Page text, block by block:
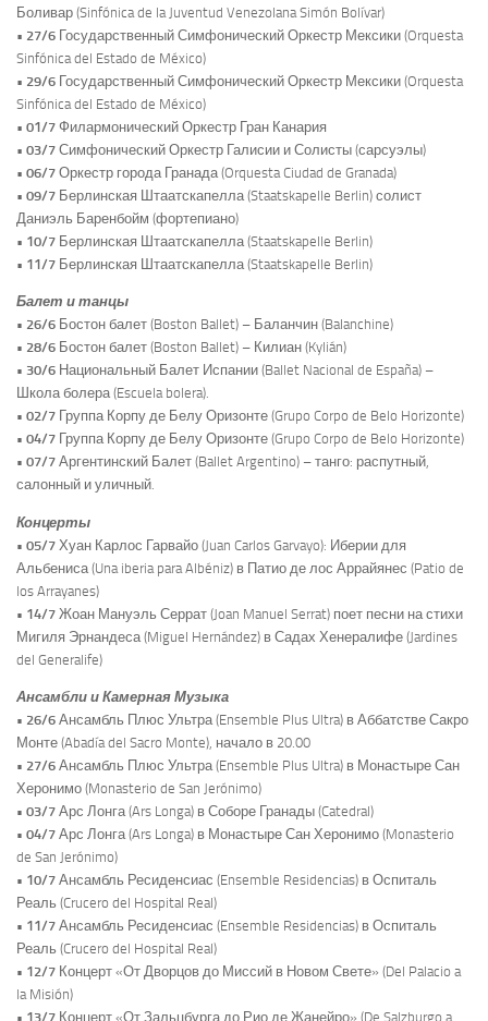
Боливар (Sinfónica de la Juventud Venezolana Simón Bolívar)
• 27/6 Государственный Симфонический Оркестр Мексики (Orquesta
Sinfónica del Estado de México)
• 29/6 Государственный Симфонический Оркестр Мексики (Orquesta
Sinfónica del Estado de México)
• 01/7 Филармонический Оркестр Гран Канария
• 03/7 Симфонический Оркестр Галисии и Солисты (сарсуэлы)
• 06/7 Оркестр города Гранада (Orquesta Ciudad de Granada)
• 09/7 Берлинская Штаатскапелла (Staatskapelle Berlin) солист
Даниэль Баренбойм (фортепиано)
• 10/7 Берлинская Штаатскапелла (Staatskapelle Berlin)
• 11/7 Берлинская Штаатскапелла (Staatskapelle Berlin)
Балет и танцы
• 26/6 Бостон балет (Boston Ballet) – Баланчин (Balanchine)
• 28/6 Бостон балет (Boston Ballet) – Килиан (Kylián)
• 30/6 Национальный Балет Испании (Ballet Nacional de España) –
Школа болера (Escuela bolera).
• 02/7 Группа Корпу де Белу Оризонте (Grupo Corpo de Belo Horizonte)
• 04/7 Группа Корпу де Белу Оризонте (Grupo Corpo de Belo Horizonte)
• 07/7 Аргентинский Балет (Ballet Argentino) – танго: распутный,
салонный и уличный.
Концерты
• 05/7 Хуан Карлос Гарвайо (Juan Carlos Garvayo): Иберии для
Альбениса (Una iberia para Albéniz) в Патио де лос Аррайянес (Patio de
los Arrayanes)
• 14/7 Жоан Мануэль Серрат (Joan Manuel Serrat) поет песни на стихи
Мигиля Эрнандеса (Miguel Hernández) в Садах Хенералифе (Jardines
del Generalife)
Ансамбли и Камерная Музыка
• 26/6 Ансамбль Плюс Ультра (Ensemble Plus Ultra) в Аббатстве Сакро
Монте (Abadía del Sacro Monte), начало в 20.00
• 27/6 Ансамбль Плюс Ультра (Ensemble Plus Ultra) в Монастыре Сан
Херонимо (Monasterio de San Jerónimo)
• 03/7 Арс Лонга (Ars Longa) в Соборе Гранады (Catedral)
• 04/7 Арс Лонга (Ars Longa) в Монастыре Сан Херонимо (Monasterio
de San Jerónimo)
• 10/7 Ансамбль Ресиденсиас (Ensemble Residencias) в Оспиталь
Реаль (Crucero del Hospital Real)
• 11/7 Ансамбль Ресиденсиас (Ensemble Residencias) в Оспиталь
Реаль (Crucero del Hospital Real)
• 12/7 Концерт «От Дворцов до Миссий в Новом Свете» (Del Palacio a
la Misión)
• 13/7 Концерт «От Зальцбурга до Рио де Жанейро» (De Salzburgo a